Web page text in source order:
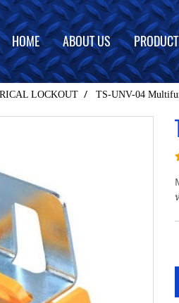
HOME ABOUT US
LOCKOUT TS-UNV-04